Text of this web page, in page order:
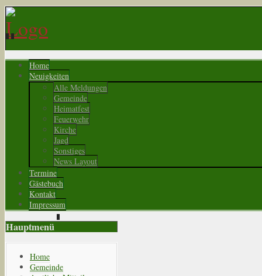
Home
Neuigkeiten
Alle Meldungen
Gemeinde
Heimatfest
Feuerwehr
Kirche
Jagd
Sonstiges
News Layout
Termine
Gästebuch
Kontakt
Impressum
Hauptmenü
Home
Gemeinde